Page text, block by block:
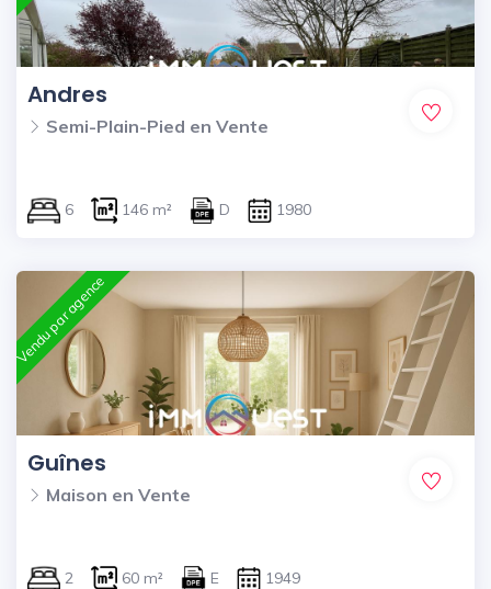
Andres
Semi-Plain-Pied en Vente
6 146 m² D 1980
Vendu par agence
Guînes
Maison en Vente
2 60 m² E 1949